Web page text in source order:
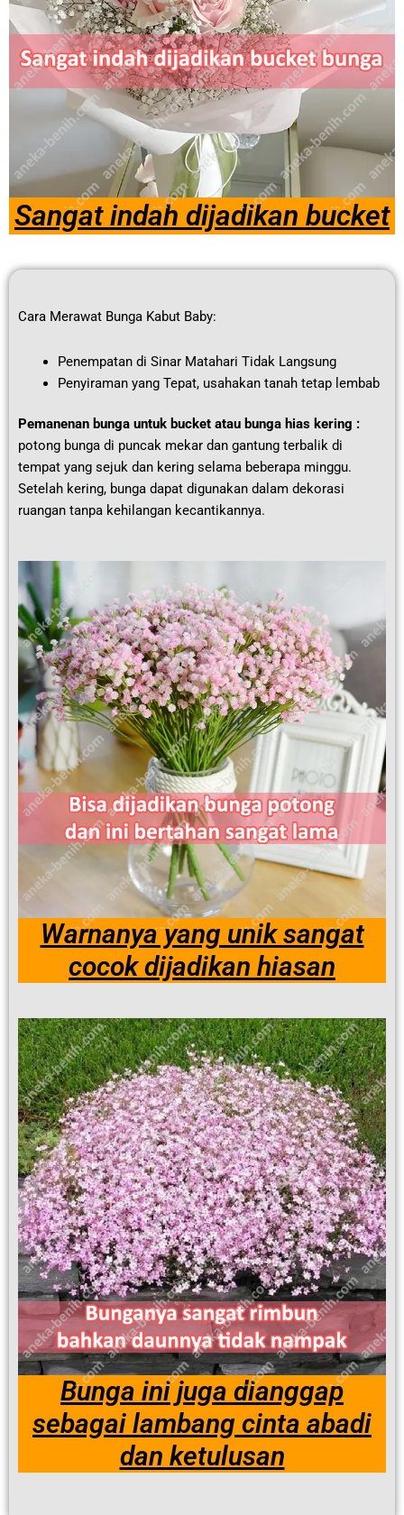
Sangat indah dijadikan bucket
Cara Merawat Bunga Kabut Baby:
Penempatan di Sinar Matahari Tidak Langsung
Penyiraman yang Tepat, usahakan tanah tetap lembab
Pemanenan bunga untuk bucket atau bunga hias kering :
potong bunga di puncak mekar dan gantung terbalik di
tempat yang sejuk dan kering selama beberapa minggu.
Setelah kering, bunga dapat digunakan dalam dekorasi
ruangan tanpa kehilangan kecantikannya.
Warnanya yang unik sangat
cocok dijadikan hiasan
Bunga ini juga dianggap
sebagai lambang cinta abadi
dan ketulusan